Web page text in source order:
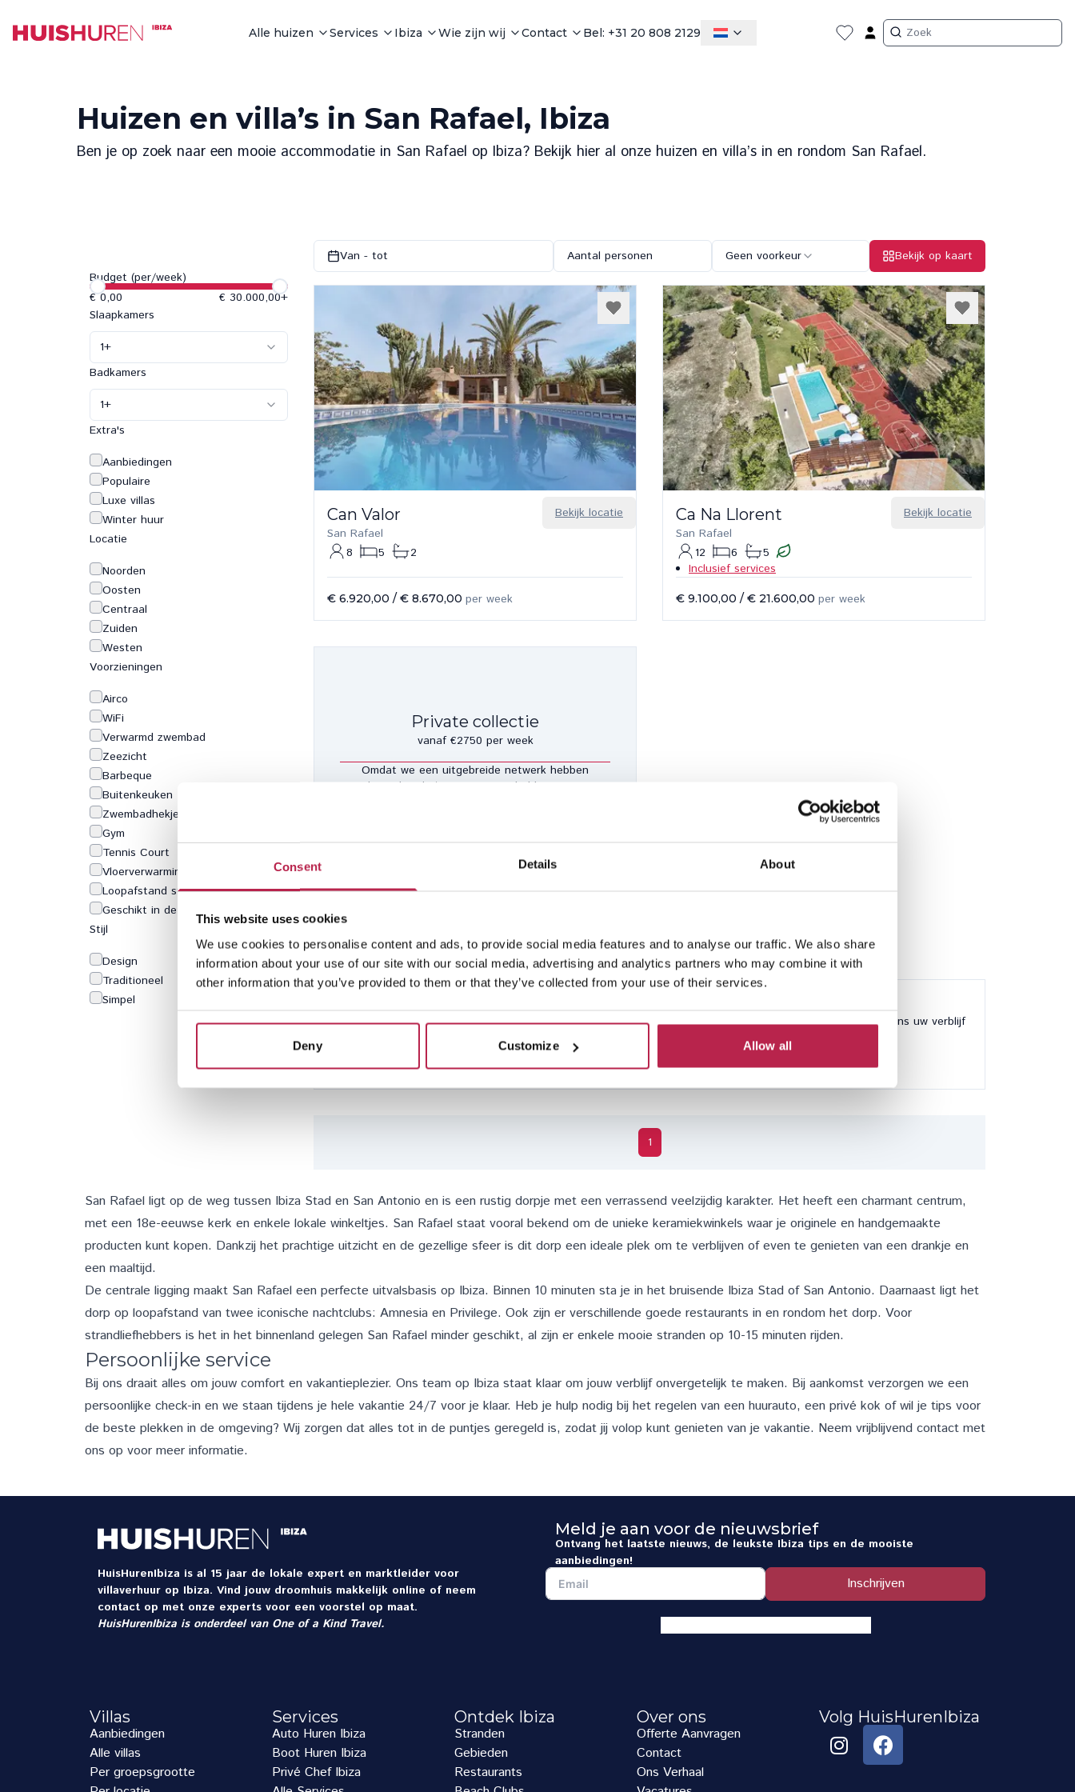
Consent Details About
This website uses cookies
We use cookies to personalise content and ads, to provide social media features and to analyse our traffic. We also share
information about your use of our site with our social media, advertising and analytics partners who may combine it with
other information that you’ve provided to them or that they’ve collected from your use of their services.
Deny Customize Allow all
Alle huizen Services Ibiza Wie zijn wij Contact Bel: +31 20 808 2129
Huizen en villa’s in San Rafael, Ibiza
Ben je op zoek naar een mooie accommodatie in San Rafael op Ibiza? Bekijk hier al onze huizen en villa’s in en rondom San Rafael.
Budget (per/week)
€ 0,00
€ 30.000,00+
Slaapkamers
1+
Badkamers
1+
Extra's
Aanbiedingen
Populaire
Luxe villas
Winter huur
Locatie
Noorden
Oosten
Centraal
Zuiden
Westen
Voorzieningen
Airco
WiFi
Verwarmd zwembad
Zeezicht
Barbeque
Buitenkeuken
Zwembadhekje
Gym
Tennis Court
Vloerverwarming
Loopafstand strand
Geschikt in de winter
Stijl
Design
Traditioneel
Simpel
Van - tot Aantal personen Geen voorkeur Bekijk op kaart
Bekijk locatie
Can Valor
San Rafael
8
5 2
€ 6.920,00 / € 8.670,00 per week
Bekijk locatie
Ca Na Llorent
San Rafael
12
6
5
Inclusief services
€ 9.100,00 / € 21.600,00 per week
Private collectie
vanaf €2750 per week
Omdat we een uitgebreide netwerk hebben
gebouwd in de laatste 10 jaar, hebben we een
Bekijk private collectie
eigendommen
Lokaal Engels sprekend team
24/7 beschikbaar tijdens uw verblijf
Persoonlijke check-in en service
Geen verborgen kosten Beste prijsgarantie
1
San Rafael ligt op de weg tussen Ibiza Stad en San Antonio en is een rustig dorpje met een verrassend veelzijdig karakter. Het heeft een charmant centrum,
met een 18e-eeuwse kerk en enkele lokale winkeltjes. San Rafael staat vooral bekend om de unieke keramiekwinkels waar je originele en handgemaakte
producten kunt kopen. Dankzij het prachtige uitzicht en de gezellige sfeer is dit dorp een ideale plek om te verblijven of even te genieten van een drankje en
een maaltijd.
De centrale ligging maakt San Rafael een perfecte uitvalsbasis op Ibiza. Binnen 10 minuten sta je in het bruisende Ibiza Stad of San Antonio. Daarnaast ligt het
dorp op loopafstand van twee iconische nachtclubs: Amnesia en Privilege. Ook zijn er verschillende goede restaurants in en rondom het dorp. Voor
strandliefhebbers is het in het binnenland gelegen San Rafael minder geschikt, al zijn er enkele mooie stranden op 10-15 minuten rijden.
Persoonlijke service
Bij ons draait alles om jouw comfort en vakantieplezier. Ons team op Ibiza staat klaar om jouw verblijf onvergetelijk te maken. Bij aankomst verzorgen we een
persoonlijke check-in en we staan tijdens je hele vakantie 24/7 voor je klaar. Heb je hulp nodig bij het regelen van een huurauto, een privé kok of wil je tips voor
de beste plekken in de omgeving? Wij zorgen dat alles tot in de puntjes geregeld is, zodat jij volop kunt genieten van je vakantie. Neem vrijblijvend contact met
ons op voor meer informatie.
HuisHurenIbiza is al 15 jaar de lokale expert en marktleider voor
villaverhuur op Ibiza. Vind jouw droomhuis makkelijk online of neem
contact op met onze experts voor een voorstel op maat.
HuisHurenIbiza is onderdeel van One of a Kind Travel.
Meld je aan voor de nieuwsbrief
Ontvang het laatste nieuws, de leukste Ibiza tips en de mooiste
aanbiedingen!
Inschrijven
Villas
Aanbiedingen
Alle villas
Per groepsgrootte
Services
Auto Huren Ibiza
Boot Huren Ibiza
Privé Chef Ibiza
Ontdek Ibiza
Stranden
Gebieden
Restaurants
Over ons
Offerte Aanvragen
Contact
Ons Verhaal
Volg HuisHurenIbiza